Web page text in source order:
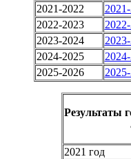
2021-2022
2022-2023
2023-2024
2024-2025
2025-2026
Результаты
2021 год